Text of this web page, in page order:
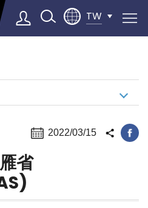
TW
▼
2022/03/15
省